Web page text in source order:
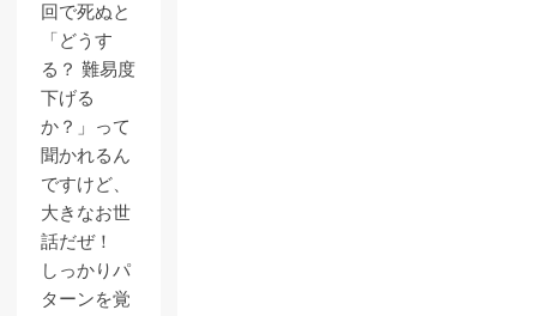
回で死ぬと
「どうす
る？ 難易度
下げる
か？」って
聞かれるん
ですけど、
大きなお世
話だぜ！
しっかりパ
ターンを覚